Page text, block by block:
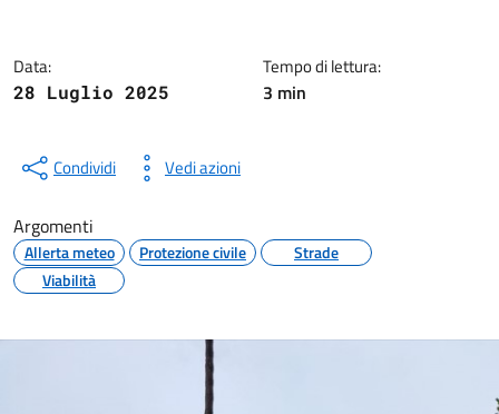
Data:
28 Luglio 2025
Tempo di lettura:
3 min
Condividi Vedi azioni
Argomenti
Allerta meteo Protezione civile
Strade
Viabilità